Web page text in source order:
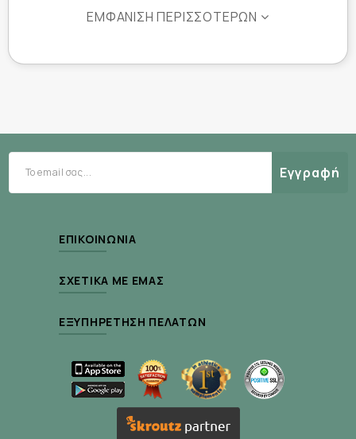
ΕΜΦΆΝΙΣΗ ΠΕΡΙΣΣΌΤΕΡΩΝ
Εγγραφή
ΕΠΙΚΟΙΝΩΝΊΑ
ΣΧΕΤΙΚΆ ΜΕ ΕΜΆΣ
ΕΞΥΠΗΡΈΤΗΣΗ ΠΕΛΑΤΏΝ